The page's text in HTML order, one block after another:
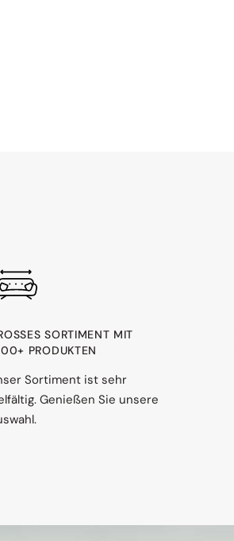
SORTIMENT MIT 1
PRODUKTEN
Sortiment ist sehr
Genießen Sie unsere